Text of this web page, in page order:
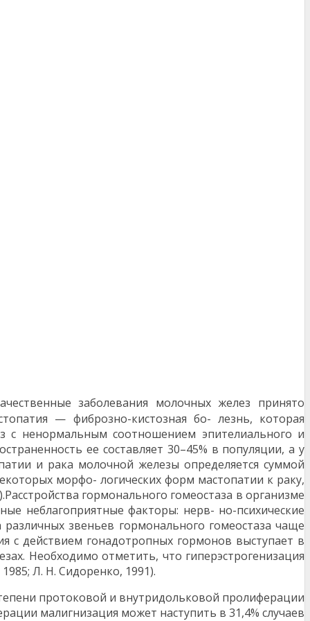
заболевания молочных желез принято
— фиброзно-кистозная бо- лезнь, которая
с ненормальным соотношением эпителиального и
ее составляет 30–45% в популяции, а у
и рака молочной железы определяется суммой
морфо- логических форм мастопатии к раку,
гормонального гомеостаза в организме
неблагоприятные факторы: нерв- но-психические
звеньев гормонального гомеостаза чаще
с действием гонадотропных гормонов выступает в
Необходимо отметить, что гиперэстрогенизация
Л. Н. Сидоренко, 1991).
протоковой и внутридольковой пролиферации
малигнизация может наступить в 31,4% случаев